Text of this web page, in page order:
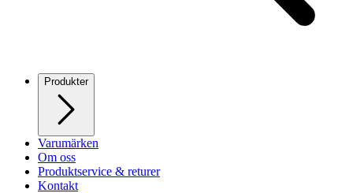
Produkter
Varumärken
Om oss
Produktservice & returer
Kontakt